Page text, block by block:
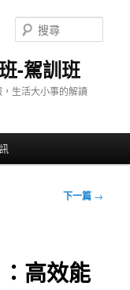
-駕訓班
生活大小事的解讀
尋
下一篇 →
高效能